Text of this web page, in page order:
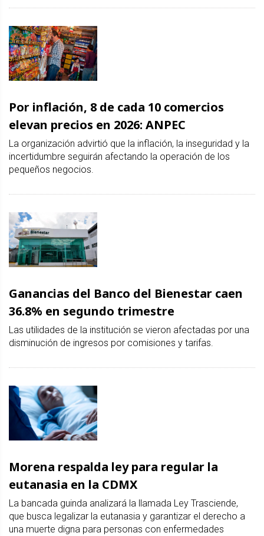
Por inflación, 8 de cada 10 comercios
elevan precios en 2026: ANPEC
La organización advirtió que la inflación, la inseguridad y la
incertidumbre seguirán afectando la operación de los
pequeños negocios.
Ganancias del Banco del Bienestar caen
36.8% en segundo trimestre
Las utilidades de la institución se vieron afectadas por una
disminución de ingresos por comisiones y tarifas.
Morena respalda ley para regular la
eutanasia en la CDMX
La bancada guinda analizará la llamada Ley Trasciende,
que busca legalizar la eutanasia y garantizar el derecho a
una muerte digna para personas con enfermedades